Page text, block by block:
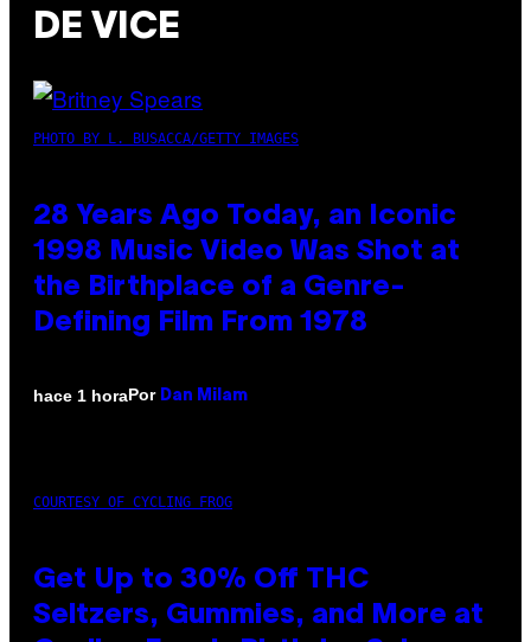
DE VICE
PHOTO BY L. BUSACCA/GETTY IMAGES
28 Years Ago Today, an Iconic
1998 Music Video Was Shot at
the Birthplace of a Genre-
Defining Film From 1978
hace 1 horaPor Dan Milam
COURTESY OF CYCLING FROG
Get Up to 30% Off THC
Seltzers, Gummies, and More at